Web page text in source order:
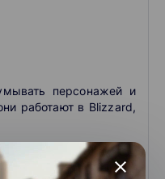
персонажей и
работают в Blizzard,
из них работают в
первый шаг и все
close